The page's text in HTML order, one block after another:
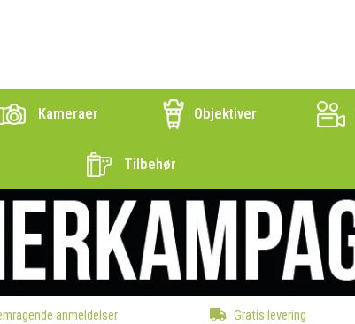
Kameraer Objektiver
Tilbehør
anmeldelser Gratis levering